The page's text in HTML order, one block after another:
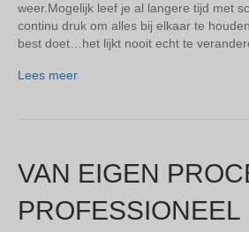
weer.Mogelijk leef je al langere tijd met
continu druk om alles bij elkaar te
best doet…het lijkt nooit echt te
Lees meer
VAN EIGEN
PROFESSIONEEL